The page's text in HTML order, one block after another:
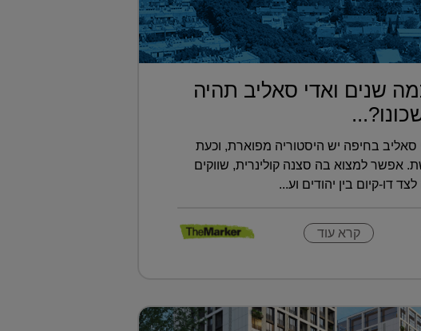
שנים ואדי סאליב תהיה
סאליב בחיפה יש היסטוריה מפוארת, וכעת
אפשר למצוא בה סצנה קולינרית, שווקים
דו-קיום בין יהודים וע...
קרא עוד